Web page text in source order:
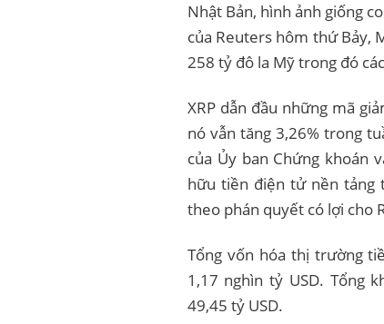
Nhật Bản, hình ảnh giống
của Reuters hôm thứ Bảy,
258 tỷ đô la Mỹ trong đó
XRP dẫn đầu những mã
nó vẫn tăng 3,26% trong
của Ủy ban Chứng khoán
hữu tiền điện tử nền tảng
theo phán quyết có lợi cho
Tổng vốn hóa thị trường
1,17 nghìn tỷ USD. Tổng
49,45 tỷ USD.